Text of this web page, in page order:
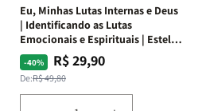
Eu, Minhas Lutas Internas e Deus
| Identificando as Lutas
Emocionais e Espirituais | Estela
Costa
-40%
Preço
normal
De:R$ 49,80
Preço
promocional
R$ 29,90